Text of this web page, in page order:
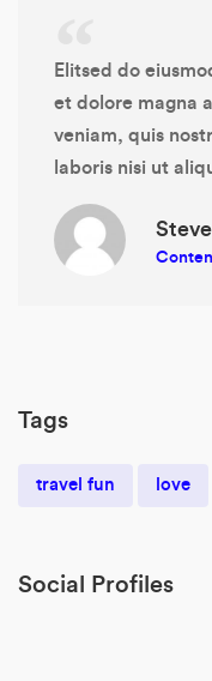
Elitsed do
et dolore magna
veniam, quis
laboris nisi ut
Tags
travel fun love
Social Profiles